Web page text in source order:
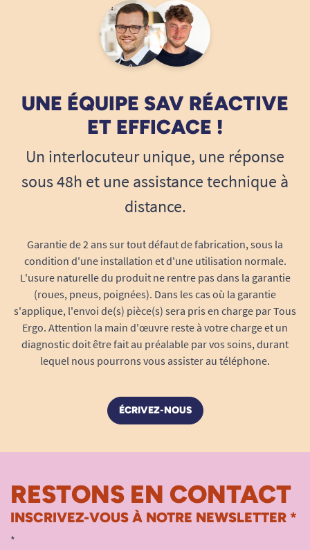
UNE ÉQUIPE SAV RÉACTIVE
ET EFFICACE !
Un interlocuteur unique, une réponse
sous 48h et une assistance technique à
distance.
Garantie de 2 ans sur tout défaut de fabrication, sous la
condition d'une installation et d'une utilisation normale.
L'usure naturelle du produit ne rentre pas dans la garantie
(roues, pneus, poignées). Dans les cas où la garantie
s'applique, l'envoi de(s) pièce(s) sera pris en charge par Tous
Ergo. Attention la main d'œuvre reste à votre charge et un
diagnostic doit être fait au préalable par vos soins, durant
lequel nous pourrons vous assister au téléphone.
ÉCRIVEZ-NOUS
RESTONS EN CONTACT
INSCRIVEZ-VOUS À NOTRE NEWSLETTER *
*